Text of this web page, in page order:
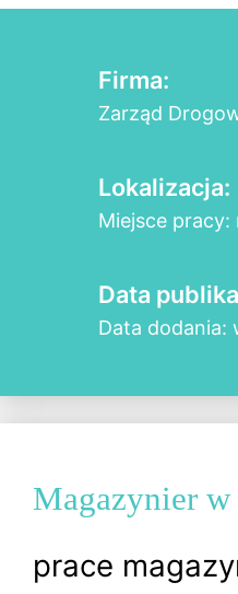
Firma:
Zarząd
Lokalizacja:
Miejsce pracy:
Data
Data dodania:
Magazynier
prace